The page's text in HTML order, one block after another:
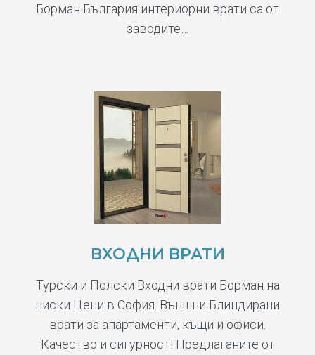
Борман България интериорни врати са от
заводите…
ВХОДНИ ВРАТИ
Турски и Полски Входни врати Борман на
ниски Цени в София. Външни Блиндирани
врати за апартаменти, къщи и офиси.
Качество и сигурност! Предлаганите от